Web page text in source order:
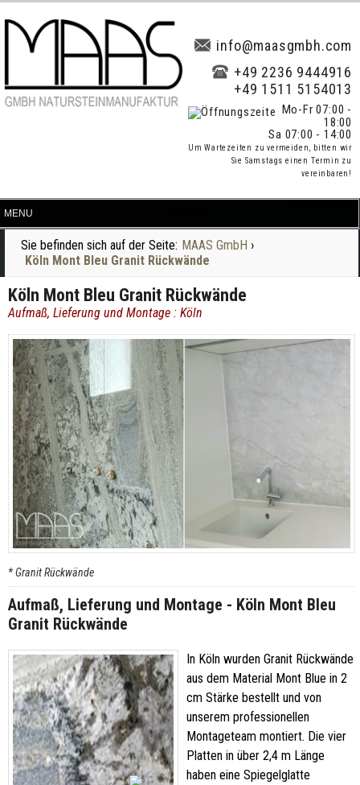
info@maasgmbh.com
+49 2236 9444916
+49 1511 5154013
Mo-Fr 07:00 -
18:00
Sa 07:00 - 14:00
Um Wartezeiten zu vermeiden, bitten wir
Sie Samstags einen Termin zu
vereinbaren!
Sie befinden sich auf der Seite: MAAS GmbH ›
Köln Mont Bleu Granit Rückwände
Köln Mont Bleu Granit Rückwände
Aufmaß, Lieferung und Montage : Köln
* Granit Rückwände
Aufmaß, Lieferung und Montage - Köln Mont Bleu
Granit Rückwände
In Köln wurden Granit Rückwände
aus dem Material Mont Blue in 2
cm Stärke bestellt und von
unserem professionellen
Montageteam montiert. Die vier
Platten in über 2,4 m Länge
haben eine Spiegelglatte